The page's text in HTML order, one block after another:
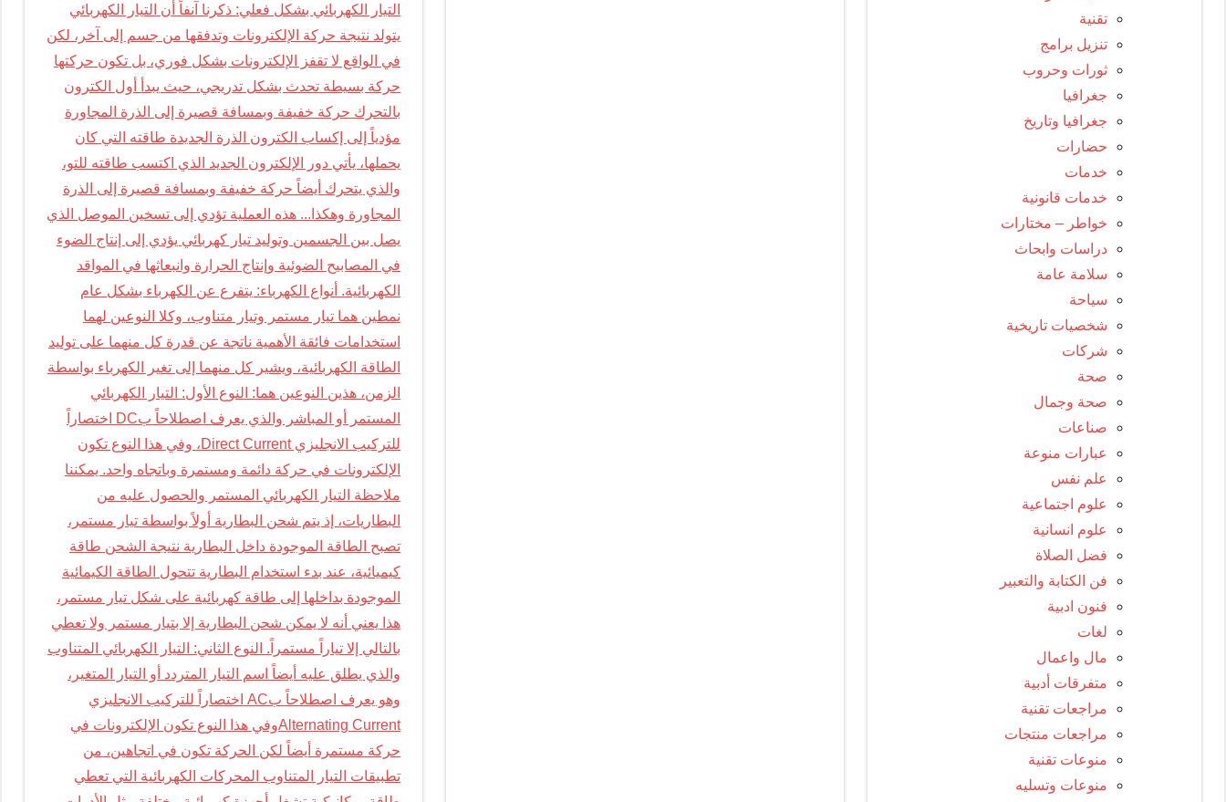
تقنية
تنزيل برامج
ثورات وحروب
جغرافيا
جغرافيا وتاريخ
حضارات
خدمات
خدمات قانونية
خواطر – مختارات
دراسات وابحاث
سلامة عامة
سياحة
شخصيات تاريخية
شركات
صحة
صحة وجمال
صناعات
عبارات منوعة
علم نفس
علوم اجتماعية
علوم انسانية
فضل الصلاة
فن الكتابة والتعبير
فنون ادبية
لغات
مال واعمال
متفرقات أدبية
مراجعات تقنية
مراجعات منتجات
منوعات تقنية
منوعات وتسليه